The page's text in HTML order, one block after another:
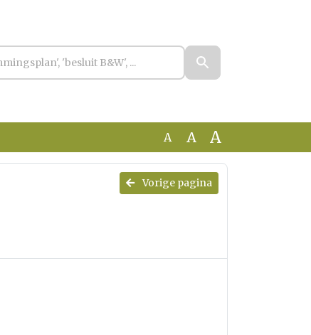
A A A
Vorige pagina